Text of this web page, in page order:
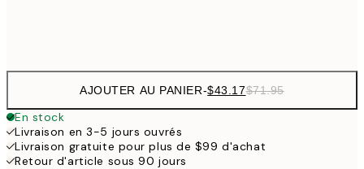
AJOUTER AU PANIER-$43.17$71.95
En stock
Livraison en 3-5 jours ouvrés
Livraison gratuite pour plus de $99 d'achat
Retour d'article sous 90 jours